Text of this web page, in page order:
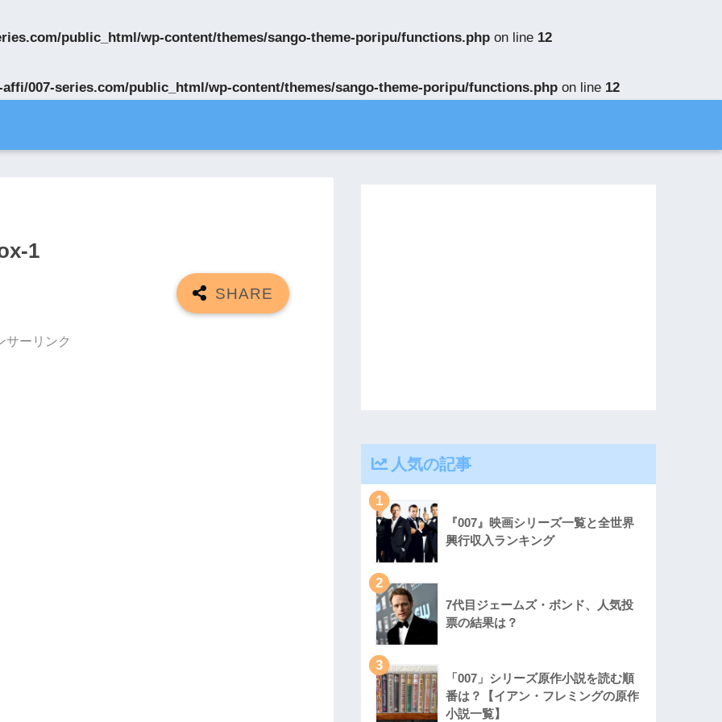
public_html/wp-content/themes/sango-theme-poripu/functions.php on line 12
007-series.com/public_html/wp-content/themes/sango-theme-poripu/functions.php on line 12
1
サーリンク
人気の記事
1
『007』映画シリーズ一覧と全世界
興行収入ランキング
2
7代目ジェームズ・ボンド、人気投
票の結果は？
3
「007」シリーズ原作小説を読む順
番は？【イアン・フレミングの原作
小説一覧】